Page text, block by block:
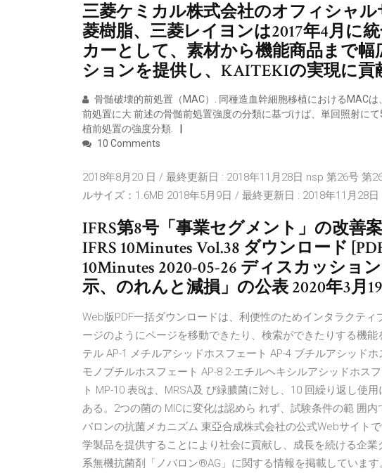
三菱ケミカル株式会社のオフィシャ
菱樹脂、三菱レイヨンは2017年4月に
カーとして、素材から機能商品まで
ションを提供し、KAITEKIの実現に貢
骨髄破壊的前処置（MAC）. 同種造血幹細胞移植におけるMAC
前処置に大 前述の骨髄前処置強度の分類に基づけば、単回照射に
植前処置の強度分類.
10 Comments
2018年8月20 日 / 最終更新日 : 2018年11月28日 nsp 第26号 第
ルサイズ：1.6MB 2018年5月9日 / 最終更新日 : 2018年11月28日
IFRS第8号「事業セグメント」の改善
IFRS 10Minutes Vol.38 ダウンロード
10Minutes 2020-05-26 ディスカッショ
示、のれんと減損」の公表 2020年3月19
Web版PDF一括ダウンロードは、利便性のためインタラクティ
ージのようにページを移動できたり、検索ができたりする機
テル AP-1 メチルアシッドホスフェート AP-4 ブチルアシッド
モノブチルホスフェート AP-8 2-エチルヘキシルアシッドホス
ト MP-10 表8は、MRSA及 び緑膿菌に対し、10 回繰り返し使
ある。2つの菌の MICに変化は認めら れず、試験条件の範 囲
バロンの抗菌メカニズム 東亞合成株式会社の公式Webサイト
学製品を提供することにより社会に貢献し、成長を続ける企
系無機抗菌剤「ノバロン®AG」に関する情報を掲載していま